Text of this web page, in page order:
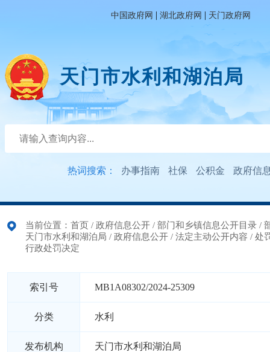
中国政府网 | 湖北政府网 | 天门政府网
天门市水利和湖泊局
热词搜索： 办事指南 社保 公积金 政府信
当前位置： 首页 / 政府信息公开 / 部门和乡镇信息公开目录 /
天门市水利和湖泊局 / 政府信息公开 / 法定主动公开内容 / 处
行政处罚决定
索引号 MB1A08302/2024-25309
分类 水利
发布机构 天门市水利和湖泊局